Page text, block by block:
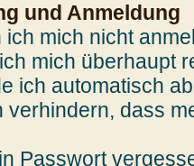
und Anmeldung
ich mich nicht
mich überhaupt
ich automatisch
verhindern, dass
Passwort